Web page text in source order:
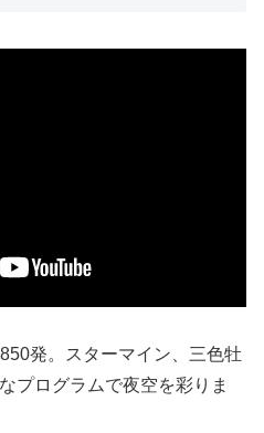
発。スターマイン、三色牡
プログラムで夜空を彩りま